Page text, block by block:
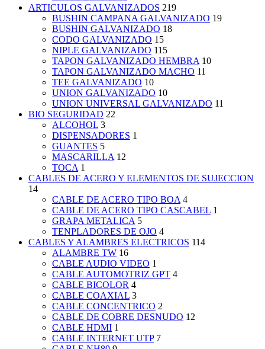
ARTICULOS GALVANIZADOS 219
BUSHIN CAMPANA GALVANIZADO 19
BUSHIN GALVANIZADO 18
CODO GALVANIZADO 15
NIPLE GALVANIZADO 115
TAPON GALVANIZADO HEMBRA 10
TAPON GALVANIZADO MACHO 11
TEE GALVANIZADO 10
UNION GALVANIZADO 10
UNION UNIVERSAL GALVANIZADO 11
BIO SEGURIDAD 22
ALCOHOL 3
DISPENSADORES 1
GUANTES 5
MASCARILLA 12
TOCA 1
CABLES DE ACERO Y ELEMENTOS DE SUJECCION
14
CABLE DE ACERO TIPO BOA 4
CABLE DE ACERO TIPO CASCABEL 1
GRAPA METALICA 5
TENPLADORES DE OJO 4
CABLES Y ALAMBRES ELECTRICOS 114
ALAMBRE TW 16
CABLE AUDIO VIDEO 1
CABLE AUTOMOTRIZ GPT 4
CABLE BICOLOR 4
CABLE COAXIAL 3
CABLE CONCENTRICO 2
CABLE DE COBRE DESNUDO 12
CABLE HDMI 1
CABLE INTERNET UTP 7